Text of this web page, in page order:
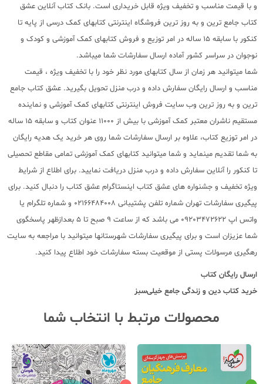
و با قیمت مناسب و تخفیف ویژه قابل خریداری است. بانک کتاب آنلاین عشق
کتاب جامع ترین و به روز ترین فروشگاه اینترنتی کتابهای کمک درسی از پایه تا
کنکور با سابقه 15 ساله در امر توزیع و فروش کتابهای کمک آموزشی و کودک و
نوجوان در سراسر کشور آماده ارسال سفارشات شما میباشد.
شما میتوانید هر زمان از سال کتابهای مورد نظر خود را با تخفیف ویژه ، قیمت
مناسب و ارسال رایگان سفارش داده و درب منزل تحویل بگیرید. عشق کتاب جامع
ترین و به روز ترین وب سایت فروش اینترنتی کتابهای کمک آموزشی و نماینده
مستقیم ناشران معتبر کمک آموزشی با بیش از 11000 عنوان کتاب و سابقه 15 ساله
در امر توزیع کتاب، علاوه بر ارسال سفارشات شما روی هر خرید یک هدیه رایگان
به شما تقدیم مینماید و شما میتوانید کتابهای کمک آموزشی تمامی مقاطع تحصیلی
تا کنکور را آنلاین سفارش داده و درب منزل دریافت نمایید. برای اطلاع از شرایط
ویژه تخفیف و جشنواره های عشق کتاب اینستاگرام عشق کتاب را دنبال کنید. برای
پیگیری سفارشات تهران شماره تلفن پشتیبانی 02166484008 و شماره تلگرام یا
واتس اپ 09203472622 می باشد که از ساعت 9 صبح تا 5 بعدازظهر پاسخگوی
شما عزیزان است و برای پیگیری سفارشات شهرستانها میتوانید با مراجعه به سایت
رهگیری مرسولات پستی از موقعیت بسته سفارشات خود اطلاع پیدا کنید.
ارسال رایگان کتاب
خرید کتاب دین و زندگی جامع خیلی‌سبز
محصولات مرتبط با انتخاب شما